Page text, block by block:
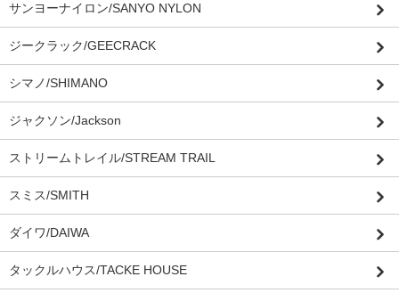
サンヨーナイロン/SANYO NYLON
ジークラック/GEECRACK
シマノ/SHIMANO
ジャクソン/Jackson
ストリームトレイル/STREAM TRAIL
スミス/SMITH
ダイワ/DAIWA
タックルハウス/TACKE HOUSE